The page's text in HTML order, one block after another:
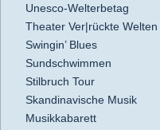
Unesco-Welterbetag
Theater Ver|rückte Welten
Swingin’ Blues
Sundschwimmen
Stilbruch Tour
Skandinavische Musik
Musikkabarett